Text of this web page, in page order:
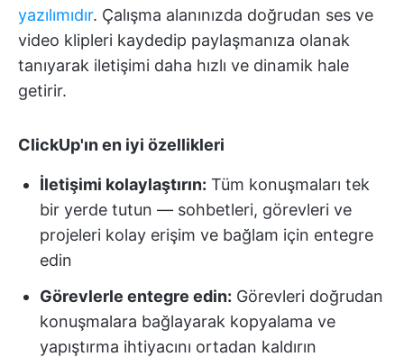
yazılımıdır. Çalışma alanınızda doğrudan ses ve
video klipleri kaydedip paylaşmanıza olanak
tanıyarak iletişimi daha hızlı ve dinamik hale
getirir.
ClickUp'ın en iyi özellikleri
İletişimi kolaylaştırın: Tüm konuşmaları tek
bir yerde tutun — sohbetleri, görevleri ve
projeleri kolay erişim ve bağlam için entegre
edin
Görevlerle entegre edin: Görevleri doğrudan
konuşmalara bağlayarak kopyalama ve
yapıştırma ihtiyacını ortadan kaldırın